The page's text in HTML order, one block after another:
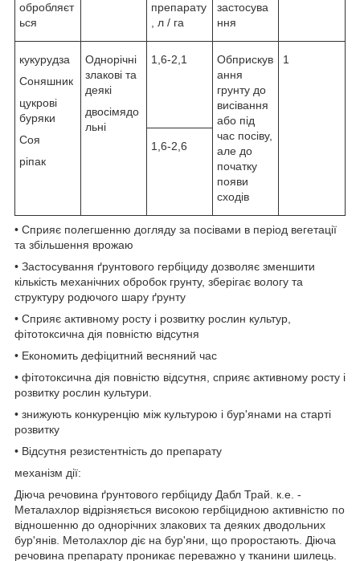
обробляєт
ься
препарату
, л / га
застосува
ння
кукурудза
Соняшник
цукрові
буряки
Соя
ріпак
Однорічні
злакові та
деякі
двосімядо
льні
1,6-2,1
Обприскув
ання
грунту до
висівання
або під
час посіву,
але до
початку
появи
сходів
1
1,6-2,6
• Сприяє полегшенню догляду за посівами в період вегетації
та збільшення врожаю
• Застосування ґрунтового гербіциду дозволяє зменшити
кількість механічних обробок грунту, зберігає вологу та
структуру родючого шару ґрунту
• Сприяє активному росту і розвитку рослин культур,
фітотоксична дія повністю відсутня
• Економить дефіцитний весняний час
• фітотоксична дія повністю відсутня, сприяє активному росту і
розвитку рослин культури.
• знижують конкуренцію між культурою і бур'янами на старті
розвитку
• Відсутня резистентність до препарату
механізм дії:
Діюча речовина ґрунтового гербіциду Дабл Трай. к.е. -
Металахлор відрізняється високою гербіцидною активністю по
відношенню до однорічних злакових та деяких дводольних
бур'янів. Метолахлор діє на бур'яни, що проростають. Діюча
речовина препарату проникає переважно у тканини шилець.